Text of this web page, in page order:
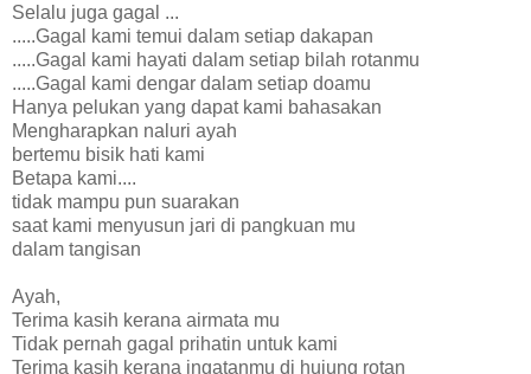
Selalu juga gagal ...
.....Gagal kami temui dalam setiap dakapan
.....Gagal kami hayati dalam setiap bilah rotanmu
.....Gagal kami dengar dalam setiap doamu
Hanya pelukan yang dapat kami bahasakan
Mengharapkan naluri ayah
bertemu bisik hati kami
Betapa kami....
tidak mampu pun suarakan
saat kami menyusun jari di pangkuan mu
dalam tangisan
Ayah,
Terima kasih kerana airmata mu
Tidak pernah gagal prihatin untuk kami
Terima kasih kerana ingatanmu di hujung rotan